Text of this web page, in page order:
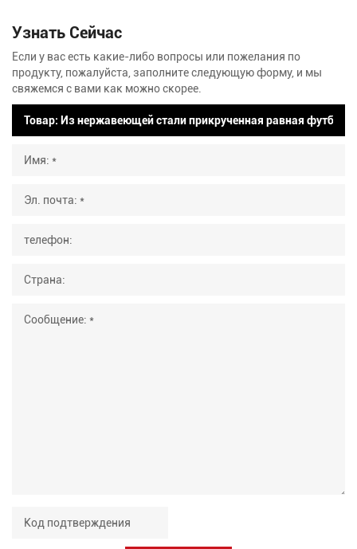
Узнать Сейчас
Если у вас есть какие-либо вопросы или пожелания по
продукту, пожалуйста, заполните следующую форму, и мы
свяжемся с вами как можно скорее.